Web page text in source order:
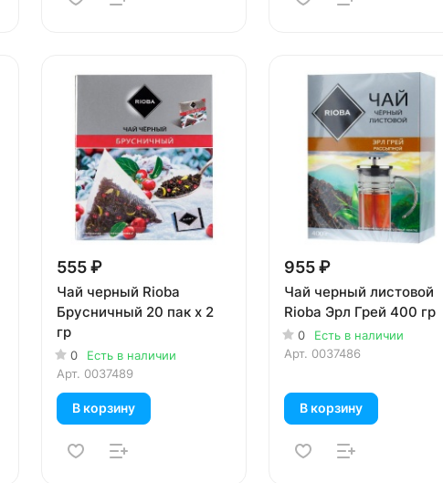
555 ₽
Чай черный Rioba
Брусничный 20 пак х 2
гр
0
Есть в наличии
Арт. 0037489
В корзину
955 ₽
Чай черный листовой
Rioba Эрл Грей 400 гр
0
Есть в наличии
Арт. 0037486
В корзину